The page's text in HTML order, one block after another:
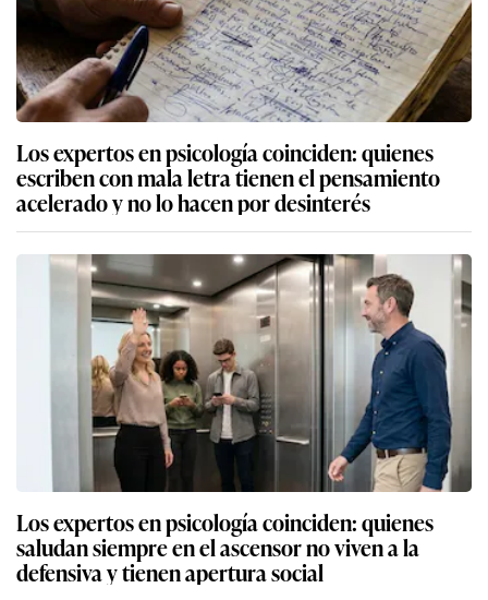
Los expertos en psicología coinciden: quienes
escriben con mala letra tienen el pensamiento
acelerado y no lo hacen por desinterés
Los expertos en psicología coinciden: quienes
saludan siempre en el ascensor no viven a la
defensiva y tienen apertura social